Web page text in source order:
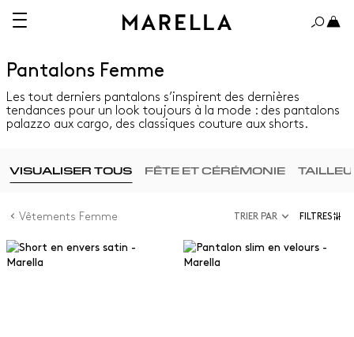
Pantalons Femme
Les tout derniers pantalons s’inspirent des dernières
tendances pour un look toujours à la mode : des pantalons
palazzo aux cargo, des classiques couture aux shorts.
VISUALISER TOUS FÊTE ET CÉRÉMONIE
Vêtements Femme TRIER PAR FILTRES